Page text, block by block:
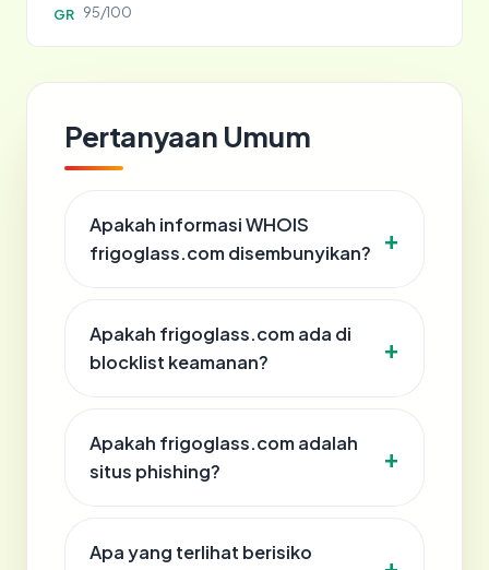
GR 95/100
Pertanyaan Umum
Apakah informasi WHOIS
frigoglass.com disembunyikan?
Apakah frigoglass.com ada di
blocklist keamanan?
Apakah frigoglass.com adalah
situs phishing?
Apa yang terlihat berisiko